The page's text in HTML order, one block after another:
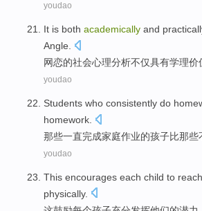
youdao
It is both academically and
Angle.
网恋的社会心理分析不仅具有学理价
youdao
Students who consistently do
homework
那些一直完成家庭作业的孩子比那些
youdao
This encourages each child to reach
physically.